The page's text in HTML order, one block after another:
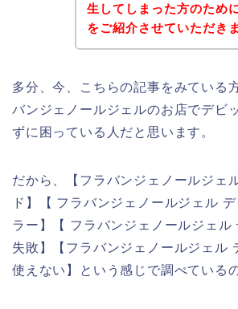
生してしまった方のため
をご紹介させていただき
多分、今、こちらの記事をみている
バンジェノールジェルのお店でデビ
ずに困っている人だと思います。
だから、【フラバンジェノールジェ
ド】【 フラバンジェノールジェル
ラー】【 フラバンジェノールジェ
失敗】【フラバンジェノールジェル
使えない】という感じで調べている